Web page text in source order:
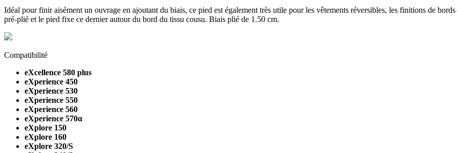
Idéal pour finir aisément un ouvrage en ajoutant du biais, ce pied est également très utile pour les vêtements réversibles, les finitions de
pré-plié et le pied fixe ce dernier autour du bord du tissu cousu. Biais plié de 1.50 cm.
Compatibilité
eXcellence 580 plus
eXperience 450
eXperience 530
eXperience 550
eXperience 560
eXperience 570α
eXplore 150
eXplore 160
eXplore 320/S